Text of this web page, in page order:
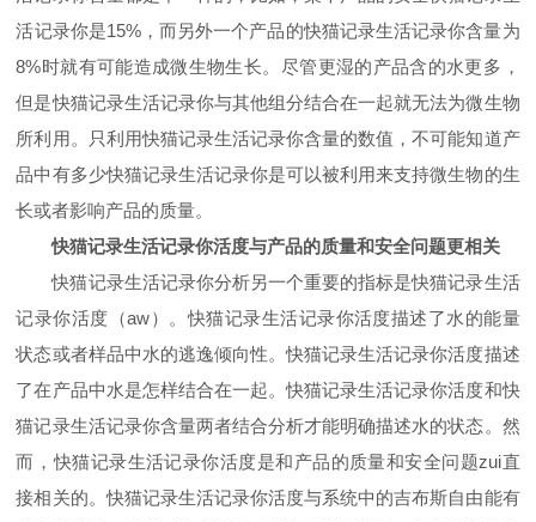
活记录你是15%，而另外一个产品的快猫记录生活记录你含量为
8%时就有可能造成微生物生长。尽管更湿的产品含的水更多，
但是快猫记录生活记录你与其他组分结合在一起就无法为微生物
所利用。只利用快猫记录生活记录你含量的数值，不可能知道产
品中有多少快猫记录生活记录你是可以被利用来支持微生物的生
长或者影响产品的质量。
快猫记录生活记录你活度与产品的质量和安全问题更相关
快猫记录生活记录你分析另一个重要的指标是快猫记录生活
记录你活度（aw）。快猫记录生活记录你活度描述了水的能量
状态或者样品中水的逃逸倾向性。快猫记录生活记录你活度描述
了在产品中水是怎样结合在一起。快猫记录生活记录你活度和快
猫记录生活记录你含量两者结合分析才能明确描述水的状态。然
而，快猫记录生活记录你活度是和产品的质量和安全问题zui直
接相关的。快猫记录生活记录你活度与系统中的吉布斯自由能有